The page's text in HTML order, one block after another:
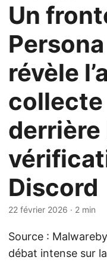
Un
révèle
derrière
Discord
22 février 2026 · 2 min
Source :
débat intense sur